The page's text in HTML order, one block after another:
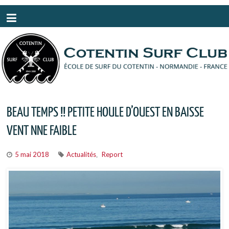
BEAU TEMPS !! PETITE HOULE D’OUEST EN BAISSE
VENT NNE FAIBLE
5 mai 2018 Actualités Report
Panneau de gestion des cookies